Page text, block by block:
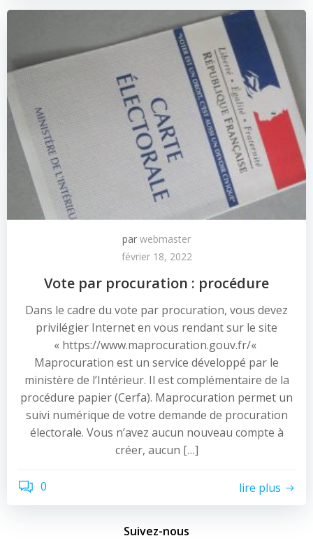
par webmaster
février 18, 2022
Vote par procuration : procédure
Dans le cadre du vote par procuration, vous devez
privilégier Internet en vous rendant sur le site
« https://www.maprocuration.gouv.fr/«
Maprocuration est un service développé par le
ministère de l’Intérieur. Il est complémentaire de la
procédure papier (Cerfa). Maprocuration permet un
suivi numérique de votre demande de procuration
électorale. Vous n’avez aucun nouveau compte à
créer, aucun […]
0 lire plus
Suivez-nous